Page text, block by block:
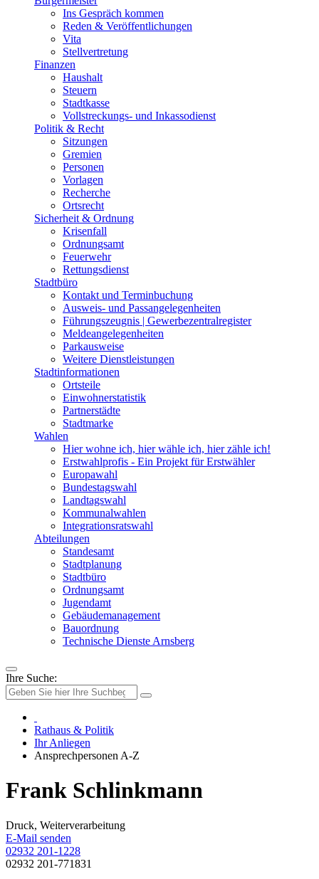
Ins Gespräch kommen
Reden & Veröffentlichungen
Vita
Stellvertretung
Finanzen
Haushalt
Steuern
Stadtkasse
Vollstreckungs- und Inkassodienst
Politik & Recht
Sitzungen
Gremien
Personen
Vorlagen
Recherche
Ortsrecht
Sicherheit & Ordnung
Krisenfall
Ordnungsamt
Feuerwehr
Rettungsdienst
Stadtbüro
Kontakt und Terminbuchung
Ausweis- und Passangelegenheiten
Führungszeugnis | Gewerbezentralregister
Meldeangelegenheiten
Parkausweise
Weitere Dienstleistungen
Stadtinformationen
Ortsteile
Einwohnerstatistik
Partnerstädte
Stadtmarke
Wahlen
Hier wohne ich, hier wähle ich, hier zähle ich!
Erstwahlprofis - Ein Projekt für Erstwähler
Europawahl
Bundestagswahl
Landtagswahl
Kommunalwahlen
Integrationsratswahl
Abteilungen
Standesamt
Stadtplanung
Stadtbüro
Ordnungsamt
Jugendamt
Gebäudemanagement
Bauordnung
Technische Dienste Arnsberg
Ihre Suche:
Rathaus & Politik
Ihr Anliegen
Ansprechpersonen A-Z
Frank Schlinkmann
Druck, Weiterverarbeitung
E-Mail senden
02932 201-1228
02932 201-771831